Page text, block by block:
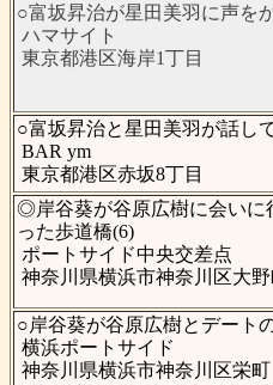
○富坂昇治が星田美羽に声を
ハマサイト
東京都港区海岸1丁目
○富坂昇治と星田美羽が話し
BAR ym
東京都港区赤坂8丁目
◎岸谷葵が谷原広樹に会いに
った歩道橋(6)
ポートサイド中央交差点
神奈川県横浜市神奈川区大
○岸谷葵が谷原広樹とデート
横浜ポートサイド
神奈川県横浜市神奈川区栄町